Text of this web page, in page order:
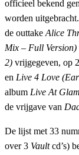
officieel bekend
worden
de outtake Alice
Mix – Full Version)
2) vrijgegeven, op
en Live 4 Love
album Live At
de vrijgave van
De lijst met 33
over 3 Vaultcd’s)